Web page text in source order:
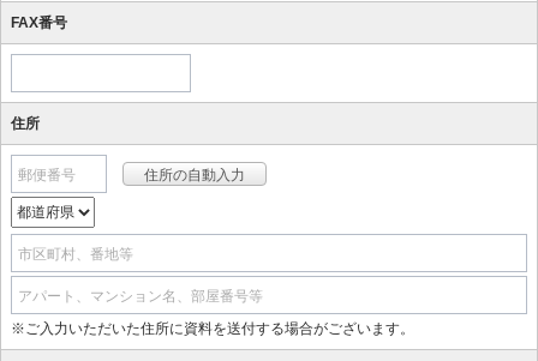
FAX番号
住所
郵便番号
市区町村、番地等
アパート、マンション名、部屋番号等
※ご入力いただいた住所に資料を送付する場合がございます。